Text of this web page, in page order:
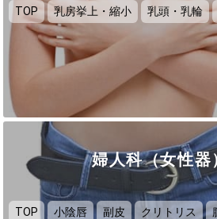
TOP 乳房挙上・縮小 乳頭・乳輪
婦人科（女性器
TOP 小陰唇 副皮 クリトリス